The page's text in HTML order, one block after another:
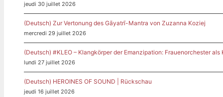
jeudi 30 juillet 2026
(Deutsch) Zur Vertonung des Gāyatrī-Mantra von Zuzanna Koziej
mercredi 29 juillet 2026
(Deutsch) #KLEO – Klangkörper der Emanzipation: Frauenorchester
lundi 27 juillet 2026
(Deutsch) HEROINES OF SOUND | Rückschau
jeudi 16 juillet 2026